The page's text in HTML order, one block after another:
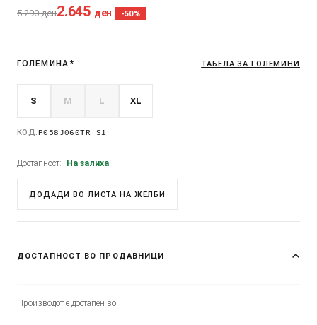
5.290ден2.645 ден -50%
ГОЛЕМИНА * ТАБЕЛА ЗА ГОЛЕМИНИ
S M L XL
КОД: P058J060TR_S1
Достапност: На залиха
ДОДАДИ ВО ЛИСТА НА ЖЕЛБИ
ДОСТАПНОСТ ВО ПРОДАВНИЦИ
Производот е достапен во: